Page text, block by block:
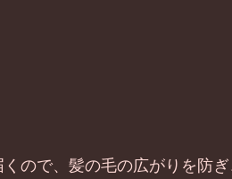
ので、髪の毛の広がりを防ぎ